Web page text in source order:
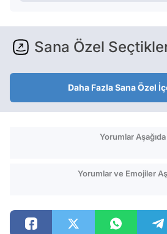
Sana Özel
Daha Fazla Sana Özel
Yorumlar Aşağıda
Yorumlar ve Emojiler